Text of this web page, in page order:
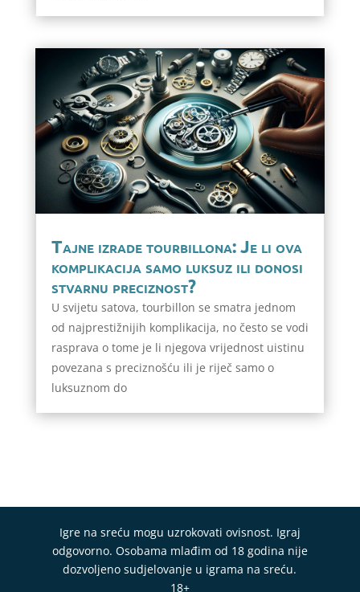
Tajne izrade tourbillona: Je li ova
komplikacija samo luksuz ili donosi
stvarnu preciznost?
U svijetu satova, tourbillon se smatra jednom
od najprestižnijih komplikacija, no često se vodi
rasprava o tome je li njegova vrijednost uistinu
povezana s preciznošću ili je riječ samo o
luksuznom do
Igre na sreću mogu uzrokovati ovisnost. Igraj
odgovorno. Osobama mlađim od 18 godina nije
dozvoljeno sudjelovanje u igrama na sreću.
18+